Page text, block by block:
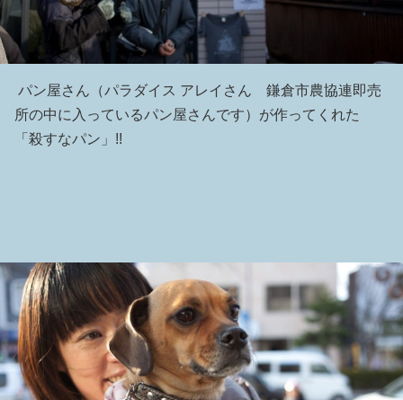
パン屋さん（パラダイス アレイさん 鎌倉市農協連即売
所の中に入っているパン屋さんです）が作ってくれた
「殺すなパン」!!